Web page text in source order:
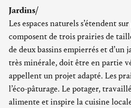
Jardins/
Les espaces naturels s’étendent
composent de trois prairies de
de deux bassins empierrés et d’un
très minérale, doit être en partie
appellent un projet adapté. Les
l’éco-pâturage. Le potager,
alimente et inspire la cuisine